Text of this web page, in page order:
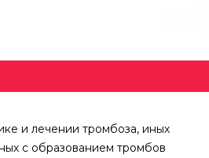
и лечении тромбоза, иных
с образованием тромбов